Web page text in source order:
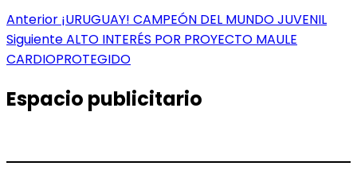
Navegación
de
Anterior Entrada
anterior:
¡URUGUAY! CAMPEÓN DEL MUNDO JUVENIL
SiguienteEntrada
siguiente:
ALTO INTERÉS POR PROYECTO MAULE
CARDIOPROTEGIDO
Espacio publicitario